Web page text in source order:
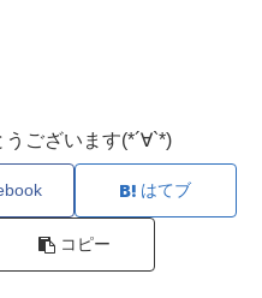
ございます(*´∀`*)
はてブ
コピー